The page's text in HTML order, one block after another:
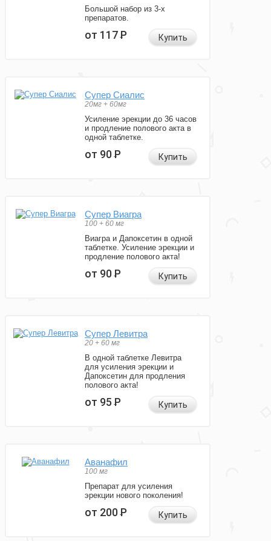
Большой набор из 3-х
препаратов.
от 117Р Купить
Супер Сиалис
20мг + 60мг
Усиление эрекции до 36 часов
и продление полового акта в
одной таблетке.
от 90Р Купить
Супер Виагра
100 + 60 мг
Виагра и Дапоксетин в одной
таблетке. Усиление эрекции и
продление полового акта!
от 90Р Купить
Супер Левитра
20 + 60 мг
В одной таблетке Левитра
для усиления эрекции и
Дапоксетин для продления
полового акта!
от 95Р Купить
Аванафил
100 мг
Препарат для усиления
эрекции нового поколения!
от 200Р Купить